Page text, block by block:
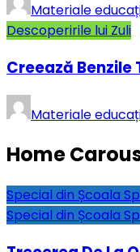
Materiale
Descoperirile lui Zuli
Creează Benzile
Materiale
Home
Special din Școala
Special din Școala